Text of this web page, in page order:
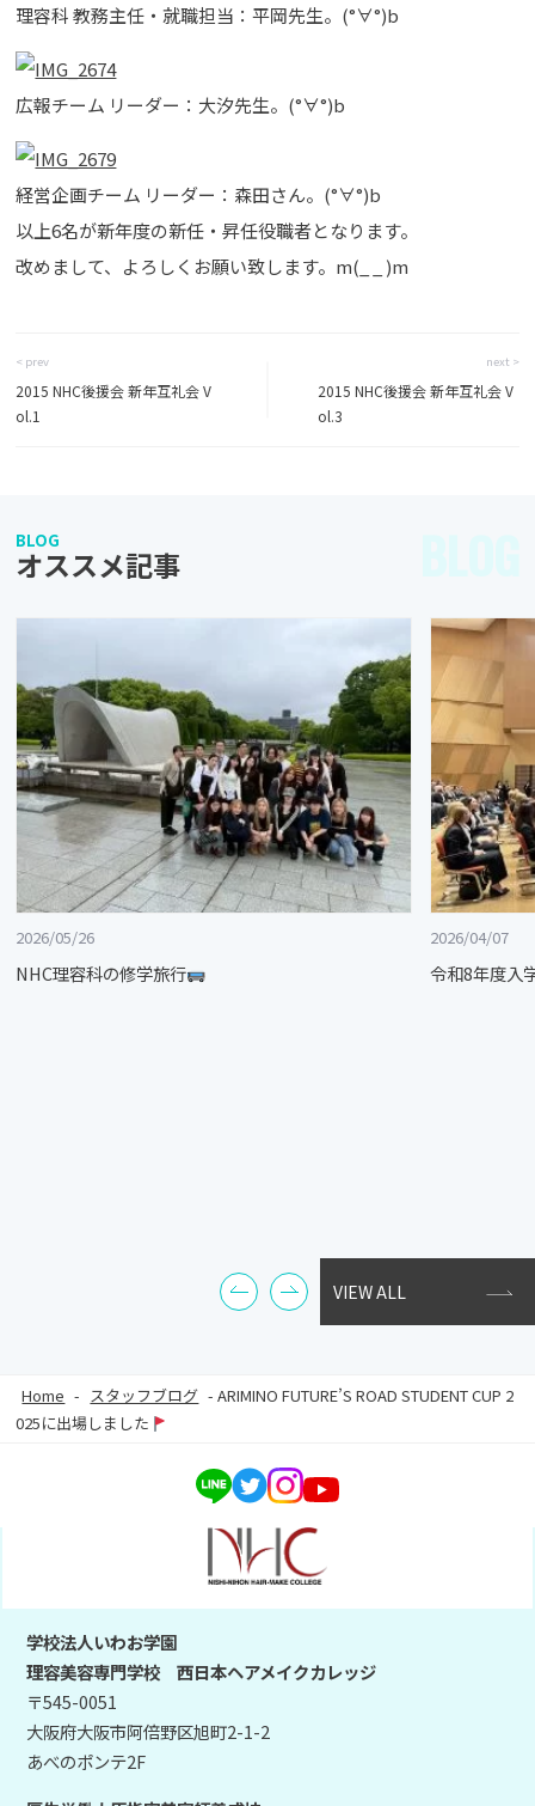
理容科 教務主任・就職担当：平岡先生。(°∀°)b
広報チーム リーダー：大汐先生。(°∀°)b
経営企画チーム リーダー：森田さん。(°∀°)b
以上6名が新年度の新任・昇任役職者となります。
改めまして、よろしくお願い致します。m(_ _ )m
< prev
2015 NHC後援会 新年互礼会 V
ol.1
next >
2015 NHC後援会 新年互礼会 V
ol.3
BLOG
オススメ記事
2026/05/26
NHC理容科の修学旅行
2026/04/07
令和8年度入
VIEW ALL
Home - スタッフブログ -ARIMINO FUTURE’S ROAD STUDENT CUP 2
025に出場しました
学校法人いわお学園
理容美容専門学校 西日本ヘアメイクカレッジ
〒545-0051
大阪府大阪市阿倍野区旭町2-1-2
あべのポンテ2F